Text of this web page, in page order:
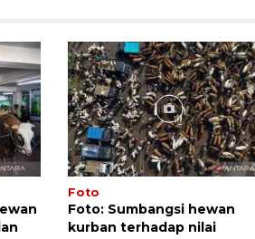
Foto
Foto: Sumbangsi hewan
kurban terhadap nilai